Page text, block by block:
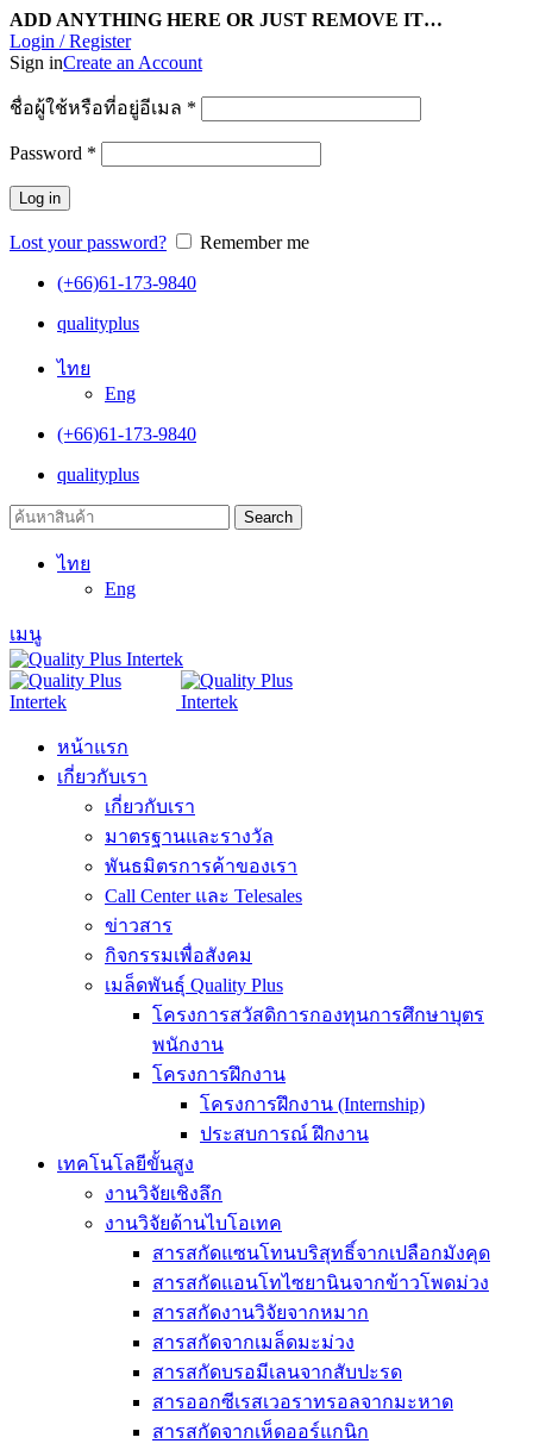
ADD ANYTHING HERE OR JUST REMOVE IT…
Login / Register
Sign inCreate an Account
ชื่อผู้ใช้หรือที่อยู่อีเมล *
Password *
Log in
Lost your password?
Remember me
(+66)61-173-9840
qualityplus
ไทย
Eng
(+66)61-173-9840
qualityplus
Search
ไทย
Eng
เมนู
หน้าแรก
เกี่ยวกับเรา
เกี่ยวกับเรา
มาตรฐานและรางวัล
พันธมิตรการค้าของเรา
Call Center และ Telesales
ข่าวสาร
กิจกรรมเพื่อสังคม
เมล็ดพันธุ์ Quality Plus
โครงการสวัสดิการกองทุนการศึกษาบุตร
พนักงาน
โครงการฝึกงาน
โครงการฝึกงาน (Internship)
ประสบการณ์ ฝึกงาน
เทคโนโลยีขั้นสูง
งานวิจัยเชิงลึก
งานวิจัยด้านไบโอเทค
สารสกัดแซนโทนบริสุทธิ์จากเปลือกมังคุด
สารสกัดแอนโทไซยานินจากข้าวโพดม่วง
สารสกัดงานวิจัยจากหมาก
สารสกัดจากเมล็ดมะม่วง
สารสกัดบรอมีเลนจากสับปะรด
สารออกซีเรสเวอราทรอลจากมะหาด
สารสกัดจากเห็ดออร์แกนิก